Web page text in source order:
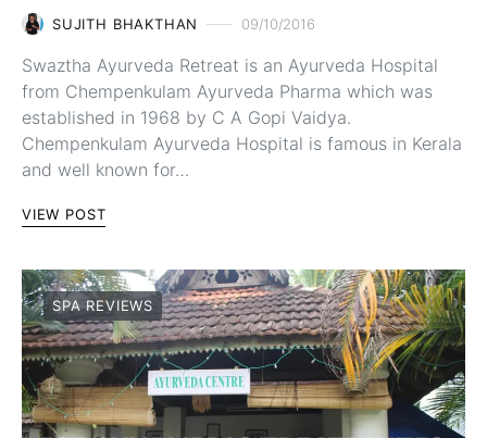
SUJITH BHAKTHAN 09/10/2016
Swaztha Ayurveda Retreat is an Ayurveda Hospital
from Chempenkulam Ayurveda Pharma which was
established in 1968 by C A Gopi Vaidya.
Chempenkulam Ayurveda Hospital is famous in Kerala
and well known for…
VIEW POST
SPA REVIEWS